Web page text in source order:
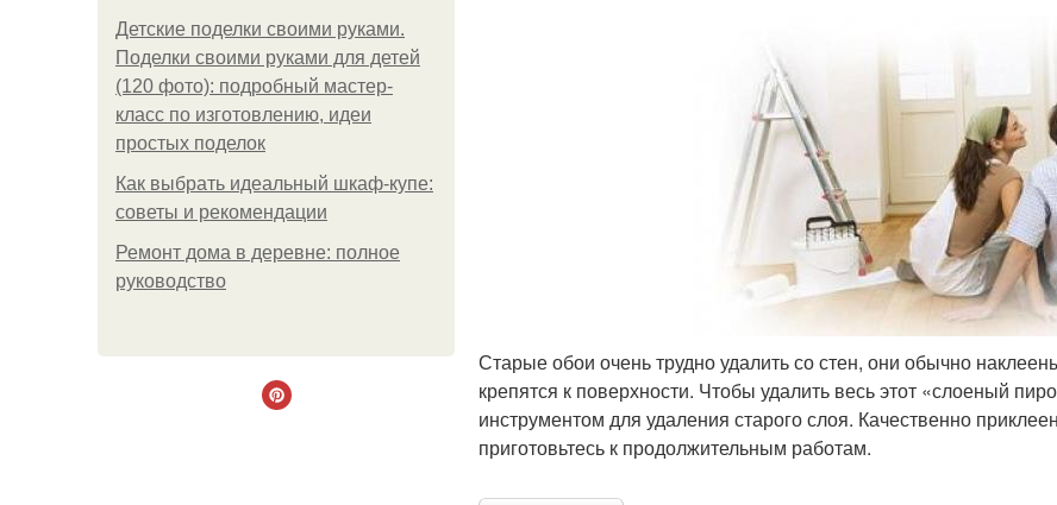
Детские поделки своими руками.
Поделки своими руками для детей
(120 фото): подробный мастер-
класс по изготовлению, идеи
простых поделок
Как выбрать идеальный шкаф-купе:
советы и рекомендации
Ремонт дома в деревне: полное
руководство
Старые обои очень трудно удалить со стен, они обычно
крепятся к поверхности. Чтобы удалить весь этот «слоеный
инструментом для удаления старого слоя. Качественно
приготовьтесь к продолжительным работам.